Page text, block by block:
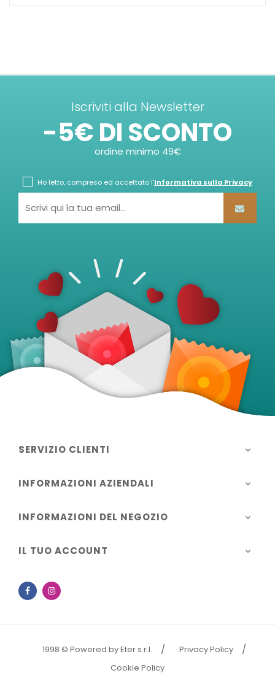
Iscriviti alla Newsletter
-5€ DI SCONTO
ordine minimo 49€
Ho letto, compreso ed accettato l'Informativa sulla Privacy
SERVIZIO CLIENTI 
INFORMAZIONI AZIENDALI 
INFORMAZIONI DEL NEGOZIO 
IL TUO ACCOUNT 
Facebook
1998 © Powered by Eter s.r.l.
Privacy Policy
Cookie Policy